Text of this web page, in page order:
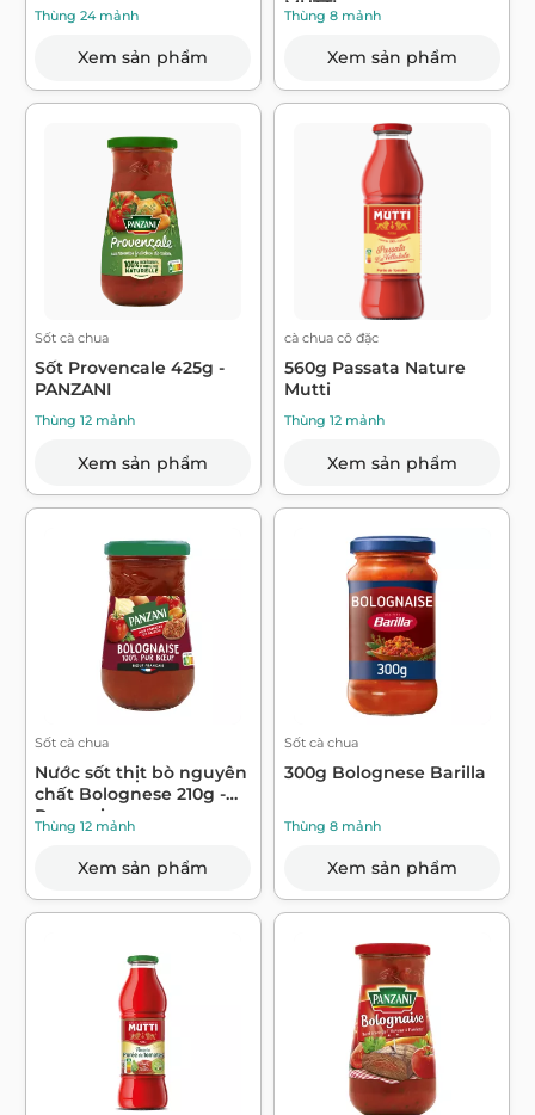
Thùng 24 mảnh
Xem sản phẩm
MUTTI
Thùng 8 mảnh
Xem sản phẩm
Sốt cà chua
Sốt Provencale 425g -
PANZANI
Thùng 12 mảnh
Xem sản phẩm
cà chua cô đặc
560g Passata Nature
Mutti
Thùng 12 mảnh
Xem sản phẩm
Sốt cà chua
Nước sốt thịt bò nguyên
chất Bolognese 210g -
Panzani
Thùng 12 mảnh
Xem sản phẩm
Sốt cà chua
300g Bolognese Barilla
Thùng 8 mảnh
Xem sản phẩm